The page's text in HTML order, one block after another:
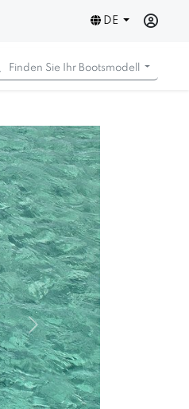
DE
Finden Sie Ihr Bootsmodell
Next